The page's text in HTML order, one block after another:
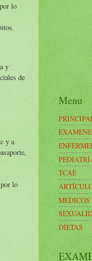
lo
y
de
y a
lo
Menu
TCAE
MEDICOS
DIETAS